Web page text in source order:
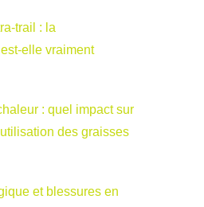
trail : la
elle vraiment
: quel impact sur
des graisses
et blessures en